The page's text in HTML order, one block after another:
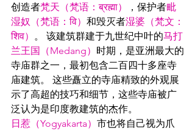
创造者梵天（梵语 ：ब्रह्मा） ，保护者毗
湿奴（梵语 ：वि） 和毁灭者湿婆（梵文：
शिव）
。 该建筑群建于九世纪中叶的马打
兰王国（Medang） 时期，是亚洲最大的
寺庙群之一，最初包含二百四十多座寺
庙建筑。 这些矗立的寺庙精致的外观展
示了高超的技巧和细节，这些寺庙被广
泛认为是印度教建筑的杰作。
日惹（Yogyakarta） 市也将自己视为爪